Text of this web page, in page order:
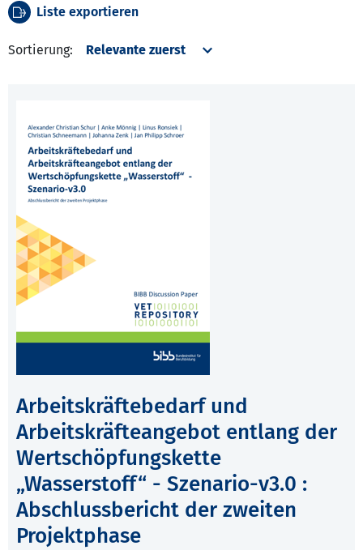
Liste exportieren
Sortierung:
Arbeitskräftebedarf und
Arbeitskräfteangebot entlang der
Wertschöpfungskette
„Wasserstoff“ - Szenario-v3.0 :
Abschlussbericht der zweiten
Projektphase